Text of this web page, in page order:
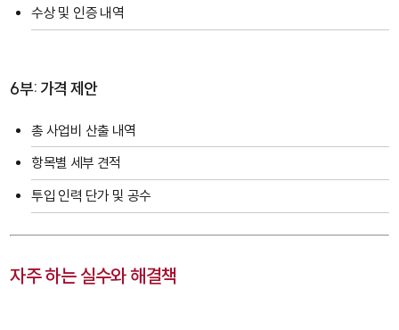
수상 및 인증 내역
6부: 가격 제안
총 사업비 산출 내역
항목별 세부 견적
투입 인력 단가 및 공수
자주 하는 실수와 해결책